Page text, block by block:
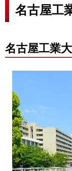
名古屋工
名古屋工業